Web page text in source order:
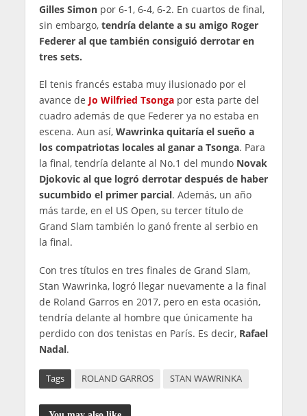
Gilles Simonpor 6-1, 6-4, 6-2. En cuartos de final,
sin embargo,tendría delante a su amigo Roger
Federer al que también consiguió derrotar en
tres sets.
El tenis francés estaba muy ilusionado por el
avance de Jo Wilfried Tsongapor esta parte del
cuadro además de que Federer ya no estaba en
escena. Aun así, Wawrinka quitaría el sueño a
los compatriotas locales al ganar a Tsonga. Para
la final, tendría delante al No.1 del mundo Novak
Djokovic al que logró derrotar después de haber
sucumbido el primer parcial. Además, un año
más tarde, en el US Open, su tercer título de
Grand Slam también lo ganó frente al serbio en
la final.
Con tres títulos en tres finales de Grand Slam,
Stan Wawrinka, logró llegar nuevamente a la final
de Roland Garros en 2017, pero en esta ocasión,
tendría delante al hombre que únicamente ha
perdido con dos tenistas en París. Es decir, Rafael
Nadal.
Tags ROLAND GARROS STAN WAWRINKA